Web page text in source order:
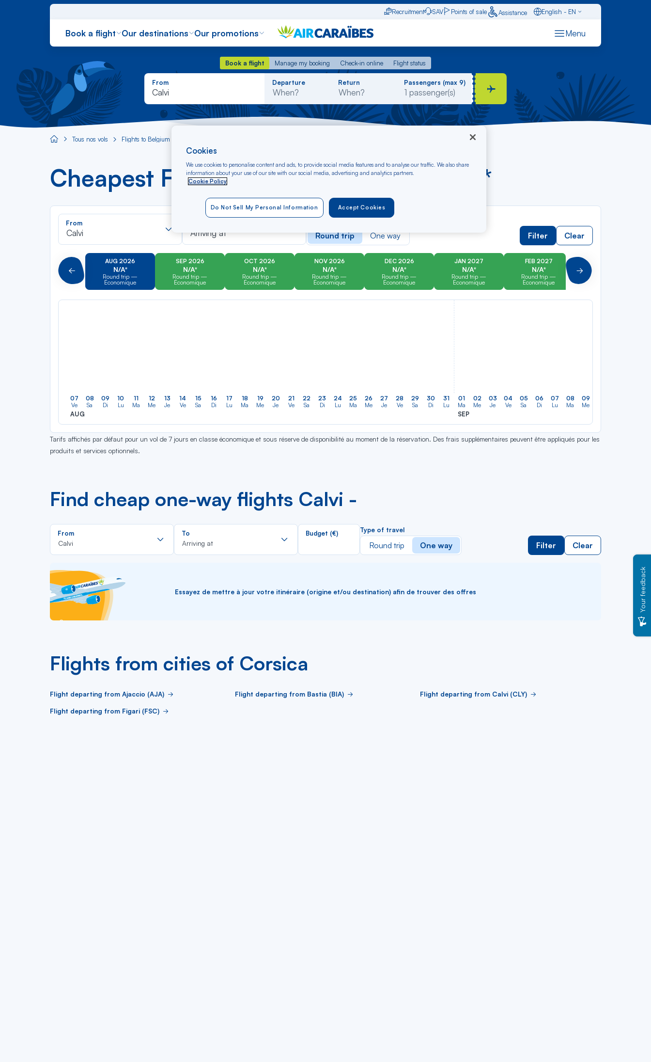
Recruitment SAV Points of sale Assistance
English - EN
Book a flight Our destinations Our promotions Menu
Book a flight Manage my booking Check-in online
Flight status
Book a flight
Manage my booking Check-in online Flight status
From
Calvi
Rechercher
dans
liste
Departure Return Passengers (max 9)
Aircaraibes.com
Tous nos vols Flights to Belgium
Cheapest Flight Calvi to Belgium from €*
From
Calvi
Rechercher
dans
la
liste
Arriving at
Rechercher
dans
la
liste
Type of travel
Round trip One way Filter Clear
Précédent
AUG 2026
N/A*
Round trip —
Économique
SEP 2026
N/A*
Round trip —
Économique
OCT 2026
N/A*
Round trip —
Économique
NOV 2026
N/A*
Round trip —
Économique
DEC 2026
N/A*
Round trip —
Économique
JAN 2027
N/A*
Round trip —
Économique
FEB 2027
N/A*
Round trip —
Économique
Round trip —
Suivant
07
Ve
AUG
08
Sa
09
Di
10
Lu
11
Ma
12
Me
13
Je
14
Ve
15
Sa
16
Di
17
Lu
18
Ma
19
Me
20
Je
21
Ve
22
Sa
23
Di
24
Lu
25
Ma
26
Me
27
Je
28
Ve
29
Sa
30
Di
31
Lu
01
Ma
SEP
02
Me
03
Je
04
Ve
05
Sa
06
Di
07
Lu
08
Ma
09
Me
Tarifs affichés par défaut pour un vol de 7 jours en classe économique et sous réserve de disponibilité au moment de la réservation. Des frais supplémentaires peuvent être appliqués pour les
produits et services optionnels.
Find cheap one-way flights Calvi -
From
Calvi
Rechercher
dans
la
To
Arriving at
Rechercher
la
Budget (€) Type of travel
Round trip One way Filter Clear
Essayez de mettre à jour votre itinéraire (origine et/ou destination) afin de trouver des offres
Flights from cities of Corsica
Flight departing from Ajaccio (AJA) Flight departing from Bastia (BIA) Flight departing from Calvi (CLY)
Flight departing from Figari (FSC)
Cookies
We use cookies to personalise content and ads, to provide social media features and to analyse our traffic. We also share
information about your use of our site with our social media, advertising and analytics partners.
Cookie Policy
Accept Cookies
Do Not Sell My Personal Information
Your feedback